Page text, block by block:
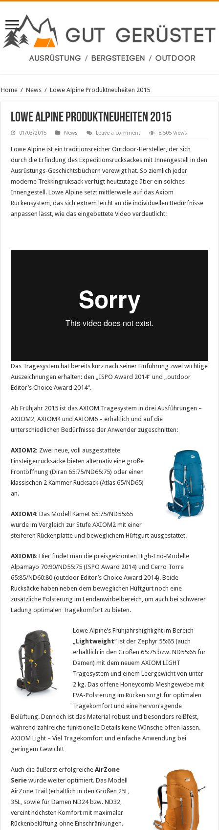
Home / News / Lowe Alpine Produktneuheiten 2015
Lowe Alpine Produktneuheiten 2015
01/03/2015 News Leave a comment 8,505 Views
Lowe Alpine ist ein traditionsreicher Outdoor-Hersteller, der sich
durch die Erfindung des Expeditionsrucksackes mit Innengestell in den
Ausrüstungs-Geschichtsbüchern verewigt hat. So ziemlich jeder
moderne Trekkingruksack verfügt heutzutage über ein solches
Innengestell. Lowe Alpine setzt mittlerweile auf das Axiom
Rückensystem, das sich extrem leicht an die individuellen Bedürfnisse
anpassen lässt, wie das eingebettete Video verdeutlicht:
Das Tragesystem hat bereits kurz nach seiner Einführung zwei wichtige
Auszeichnungen erhalten: den „ISPO Award 2014“ und „outdoor
Editor’s Choice Award 2014“.
Ab Frühjahr 2015 ist das AXIOM Tragesystem in drei Ausfü̈hrungen –
AXIOM2, AXIOM4 und AXIOM6 – erhältlich und auf die
unterschiedlichen Bedürfnisse der Anwender zugeschnitten:
AXIOM2: Zwei neue, voll ausgestattete
Einsteigerrucksäcke bieten alternativ eine große
Frontöffnung (Diran 65:75/ND65:75) oder einen
klassischen 2 Kammer Rucksack (Atlas 65/ND65)
an.
AXIOM4:Das Modell Kamet 65:75/ND55:65
wurde im Vergleich zur Stufe AXIOM2 mit einer
steiferen Rückenplatte und beweglichem Hüftgurt ausgestattet.
AXIOM6: Hier findet man die preisgekrönten High-End-Modelle
Alpamayo 70:90/ND55:75 (ISPO Award 2014) und Cerro Torre
65:85/ND60:80 (outdoor Editor’s Choice Award 2014). Beide
Rucksäcke haben neben dem beweglichen Hüftgurt noch eine
zusätzliche Polsterung im Lendenwirbelbereich, um auch bei schwerer
Ladung optimalen Tragekomfort zu bieten.
Lowe Alpine’s Frühjahrshighlight im Bereich
„Lightweight“ ist der Zephyr 55:65 (auch
erhältlich in den Größen 65:75 bzw. ND55:65 für
Damen) mit dem neuem AXIOM LIGHT
Tragesystem und einem Leergewicht von unter
2 kg. Das offene Honeycomb Meshgewebe mit
EVA-Polsterung im Rücken sorgt für optimalen
Tragekomfort und eine hervorragende
Belüftung. Dennoch ist das Material robust und besonders reißfest,
während zahlreiche funktionelle Details keine Wünsche offen lassen.
AXIOM Light – Viel Tragekomfort und einfache Anwendung bei
geringem Gewicht!
Auch die äußerst erfolgreicheAirZone
Serie wurde weiter optimiert. Das Modell
AirZone Trail (erhältlich in den Größen 25L,
35L, sowie für Damen ND24 bzw. ND32,
vereint höchsten Komfort mit maximaler
Rückenbelüftung ohne Einschränkungen.